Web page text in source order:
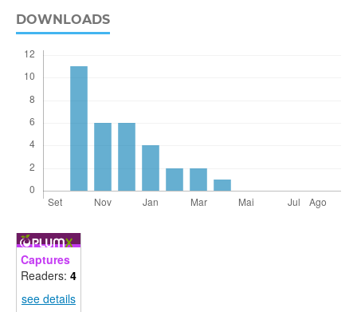
DOWNLOADS
Captures
Readers: 4
see details